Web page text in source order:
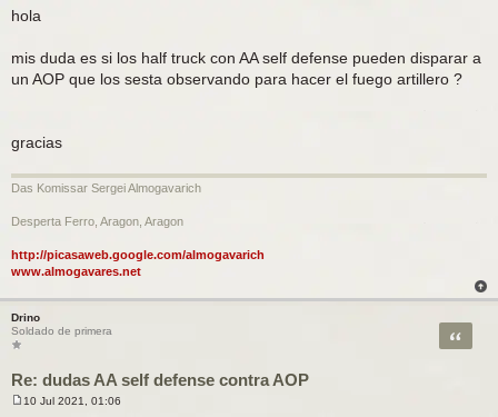
n
e
hola
mis duda es si los half truck con AA self defense pueden disparar a
un AOP que los sesta observando para hacer el fuego artillero ?
gracias
Das Komissar Sergei Almogavarich
Desperta Ferro, Aragon, Aragon
http://picasaweb.google.com/almogavarich
www.almogavares.net
Drino
Soldado de primera
Re: dudas AA self defense contra AOP
Citar
10 Jul 2021, 01:06